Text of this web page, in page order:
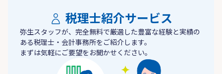
税理士紹介サービス
弥生スタッフが、完全無料で厳選した豊富な経験と実績の
ある税理士・会計事務所をご紹介します。
まずは気軽にご要望をお聞かせください。